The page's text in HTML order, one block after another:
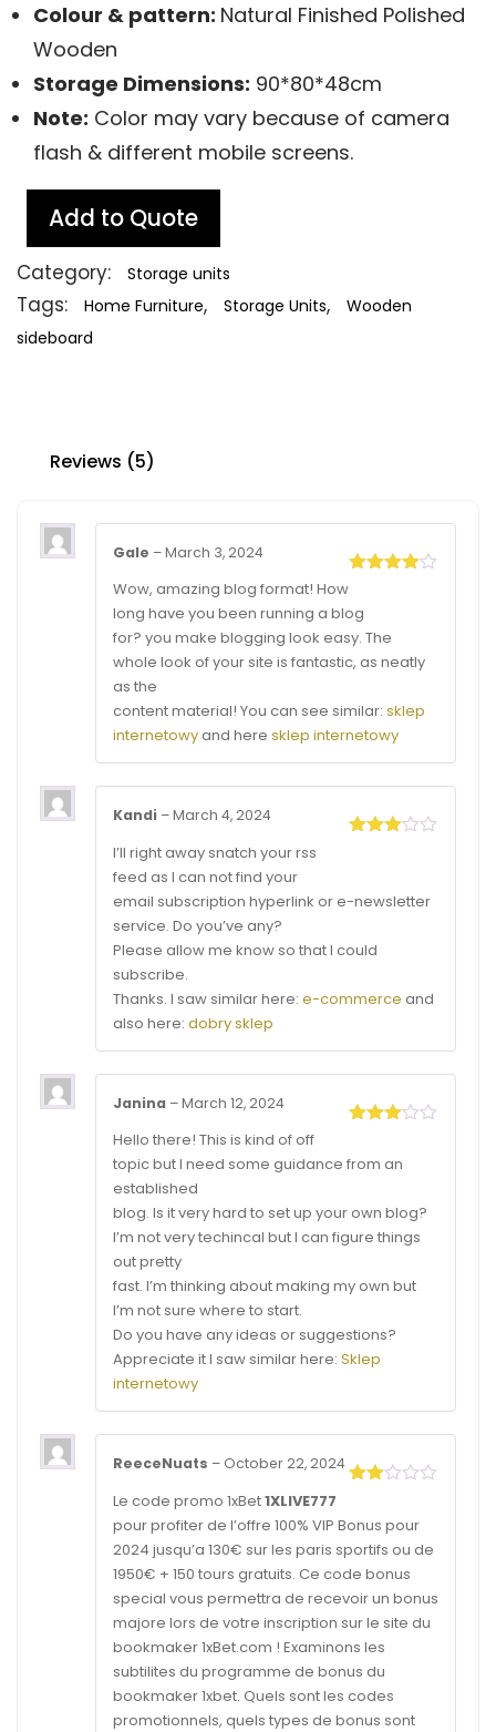
Colour & pattern: Natural Finished Polished
Wooden
Storage Dimensions: 90*80*48cm
Note: Color may vary because of camera
flash & different mobile screens.
Add to Quote
Category: Storage units
Tags: Home Furniture, Storage Units,
Wooden
sideboard
Reviews (5)
Gale –March 3, 2024
Wow, amazing blog format! How
long have you been running a blog
for? you make blogging look easy. The
whole look of your site is fantastic, as neatly
as the
content material! You can see similar: sklep
internetowyand here sklep internetowy
Kandi –March 4, 2024
I’ll right away snatch your rss
feed as I can not find your
email subscription hyperlink or e-newsletter
service. Do you’ve any?
Please allow me know so that I could
subscribe.
Thanks. I saw similar here: e-commerce and
also here: dobry sklep
of 5
Janina –March 12, 2024
Hello there! This is kind of off
topic but I need some guidance from an
established
blog. Is it very hard to set up your own blog?
I’m not very techincal but I can figure things
out pretty
fast. I’m thinking about making my own but
I’m not sure where to start.
Do you have any ideas or suggestions?
Appreciate it I saw similar here: Sklep
internetowy
out
of 5
ReeceNuats – October 22, 2024
Le code promo 1xBet1XLIVE777
pour profiter de l’offre 100% VIP Bonus pour
2024 jusqu’a 130€ sur les paris sportifs ou de
1950€ + 150 tours gratuits. Ce code bonus
special vous permettra de recevoir un bonus
majore lors de votre inscription sur le site du
bookmaker 1xBet.com ! Examinons les
subtilites du programme de bonus du
bookmaker 1xbet. Quels sont les codes
promotionnels, quels types de bonus sont